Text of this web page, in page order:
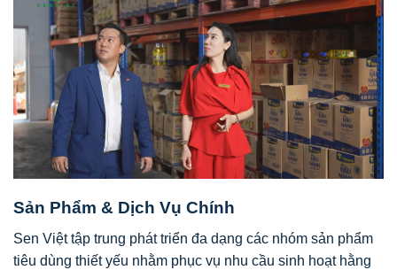
Sản Phẩm & Dịch Vụ Chính
Sen Việt tập trung phát triển đa dạng các nhóm sản phẩm
tiêu dùng thiết yếu nhằm phục vụ nhu cầu sinh hoạt hằng